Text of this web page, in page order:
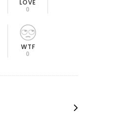
LOVE
0
WTF
0